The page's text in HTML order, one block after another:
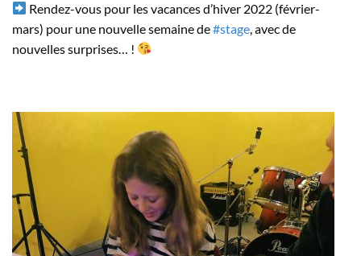
Rendez-vous pour les vacances d’hiver 2022 (février-
mars) pour une nouvelle semaine de#stage , avec de
nouvelles surprises… !